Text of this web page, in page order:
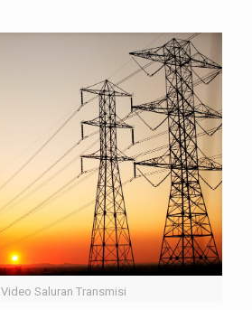
Video Saluran Transmisi